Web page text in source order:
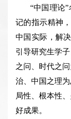
“中国理论
记的指示精神
中国实际，解
引导研究生学
之问、时代之
治、中国之理
局性、根本性
好成果。